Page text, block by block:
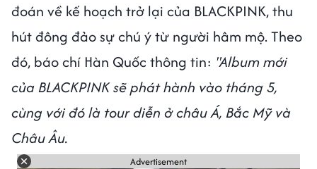
đoán về kế hoạch trở lại của BLACKPINK, thu
hút đông đảo sự chú ý từ người hâm mộ. Theo
đó, báo chí Hàn Quốc thông tin: "Album mới
của BLACKPINK sẽ phát hành vào tháng 5,
cùng với đó là tour diễn ở châu Á, Bắc Mỹ và
Châu Âu.
Advertisement